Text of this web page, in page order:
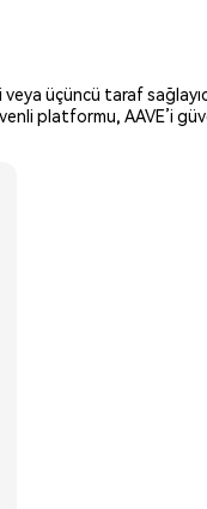
üçüncü taraf
platformu, AAVE’i